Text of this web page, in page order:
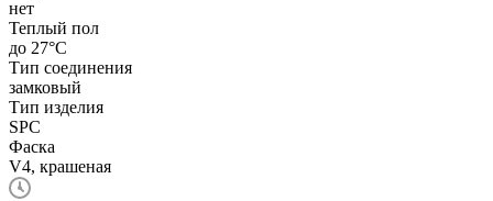
нет
Теплый пол
до 27°C
Тип соединения
замковый
Тип изделия
SPC
Фаска
V4, крашеная